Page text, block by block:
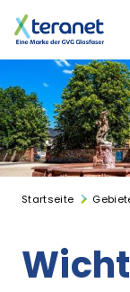
Startseite